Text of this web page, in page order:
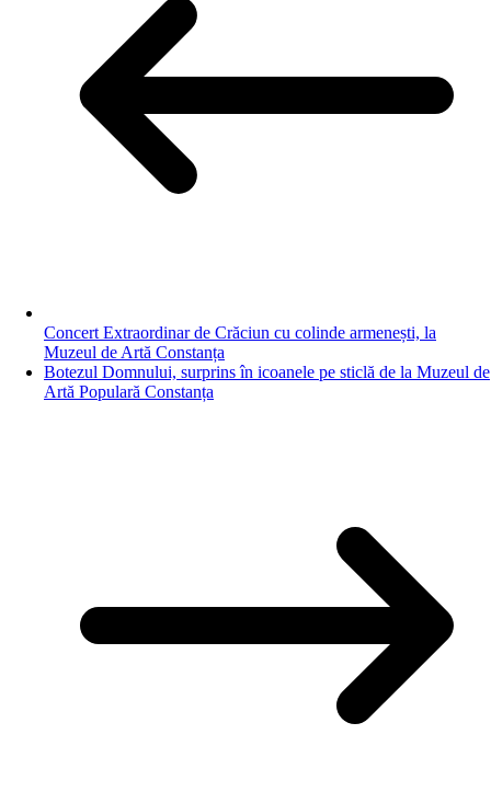
Concert Extraordinar de Crăciun cu colinde armenești, la
Muzeul de Artă Constanța
Botezul Domnului, surprins în icoanele pe sticlă de la Muzeul de
Artă Populară Constanța